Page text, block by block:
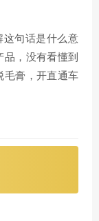
这句话是什么意
，没有看懂到
毛膏，开直通车